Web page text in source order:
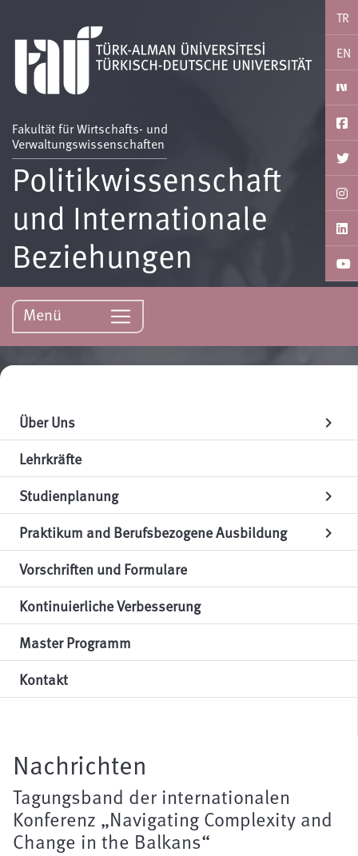
TR
EN
Fakultät für Wirtschafts- und
Verwaltungswissenschaften
Politikwissenschaft
und Internationale
Beziehungen
Menü
Über Uns chevron_right
Lehrkräfte
Studienplanung
chevron_right
Praktikum and Berufsbezogene Ausbildung chevron_right
Vorschriften und Formulare
Kontinuierliche Verbesserung
Master Programm
Kontakt
Nachrichten
Tagungsband der internationalen
Konferenz „Navigating Complexity and
Change in the Balkans“